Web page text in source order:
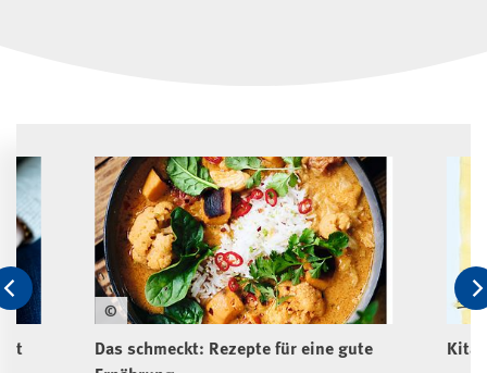
©
Das schmeckt: Rezepte für eine gute
Kita: